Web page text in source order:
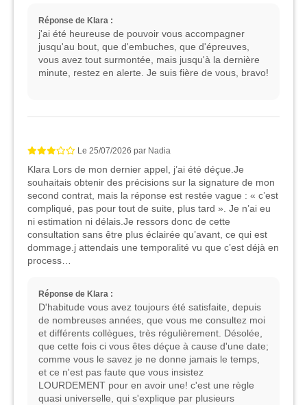
Réponse de Klara :
j'ai été heureuse de pouvoir vous accompagner
jusqu'au bout, que d'embuches, que d'épreuves,
vous avez tout surmontée, mais jusqu'à la dernière
minute, restez en alerte. Je suis fière de vous, bravo!
Le 25/07/2026 par Nadia
Klara Lors de mon dernier appel, j’ai été déçue.Je
souhaitais obtenir des précisions sur la signature de mon
second contrat, mais la réponse est restée vague : « c’est
compliqué, pas pour tout de suite, plus tard ». Je n’ai eu
ni estimation ni délais.Je ressors donc de cette
consultation sans être plus éclairée qu’avant, ce qui est
dommage.j attendais une temporalité vu que c’est déjà en
process…
Réponse de Klara :
D'habitude vous avez toujours été satisfaite, depuis
de nombreuses années, que vous me consultez moi
et différents collègues, très régulièrement. Désolée,
que cette fois ci vous êtes déçue à cause d'une date;
comme vous le savez je ne donne jamais le temps,
et ce n'est pas faute que vous insistez
LOURDEMENT pour en avoir une! c'est une règle
quasi universelle, qui s'explique par plusieurs